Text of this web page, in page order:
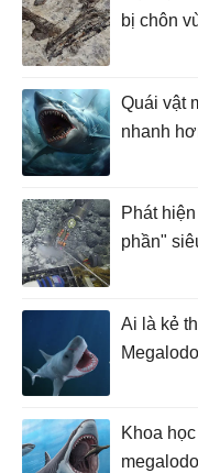
bị chôn
Quái vật
nhanh
Phát
phần"
Ai là kẻ
Khoa